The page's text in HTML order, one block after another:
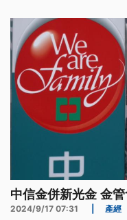
中信金併新光金 金
2024/9/17 07:31 產經